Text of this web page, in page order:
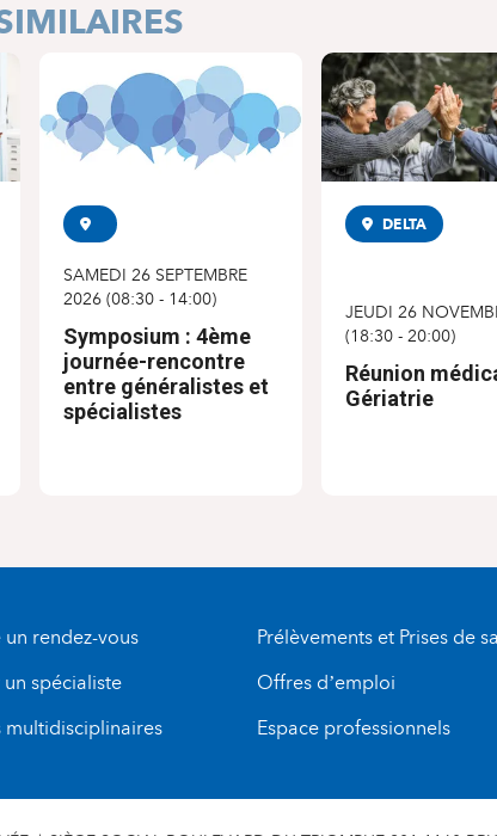
SAMEDI 26 SEPTEMBRE
2026 (08:30 - 14:00)
Symposium : 4ème
journée-rencontre
entre généralistes et
spécialistes
DELTA
JEUDI 26
(18:30- 20:00)
Réunion
Gériatrie
un rendez-vous
un spécialiste
multidisciplinaires
Prélèvements et Prises de
Offres d’emploi
Espace professionnels